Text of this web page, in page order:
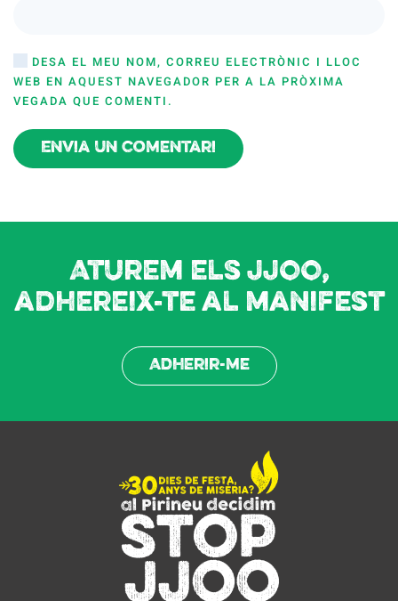
DESA EL MEU NOM, CORREU ELECTRÒNIC I LLOC
WEB EN AQUEST NAVEGADOR PER A LA PRÒXIMA
VEGADA QUE COMENTI.
Envia un comentari
Aturem els JJOO,
adhereix-te al manifest
Adherir-me